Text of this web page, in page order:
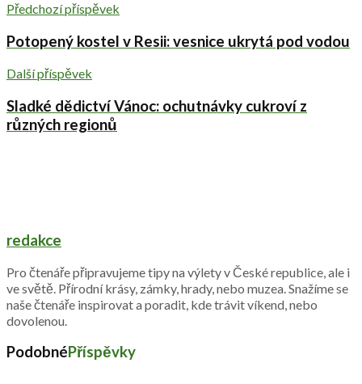
Předchozí příspěvek
Potopený kostel v Resii: vesnice ukrytá pod vodou
Další příspěvek
Sladké dědictví Vánoc: ochutnávky cukroví z
různých regionů
redakce
Pro čtenáře připravujeme tipy na výlety v České republice, ale i
ve světě. Přírodní krásy, zámky, hrady, nebo muzea. Snažíme se
naše čtenáře inspirovat a poradit, kde trávit víkend, nebo
dovolenou.
PodobnéPříspěvky